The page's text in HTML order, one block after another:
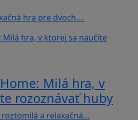
hra pre dvoch.…
Milá hra, v
rozoznávať huby
roztomilá a relaxačná…